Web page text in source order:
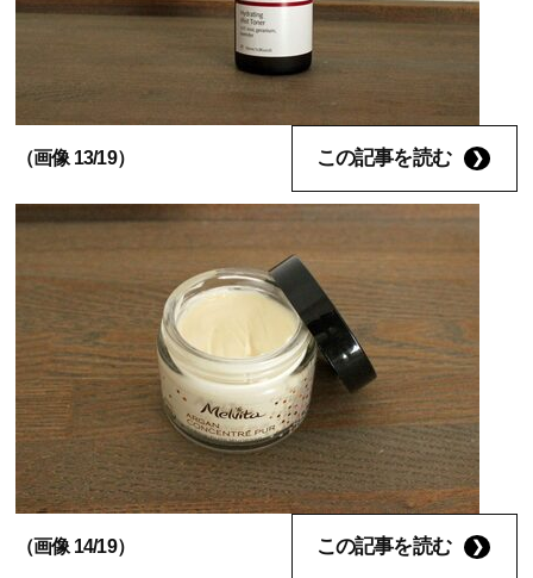
（画像 13/19） この記事を読む
（画像 14/19） この記事を読む